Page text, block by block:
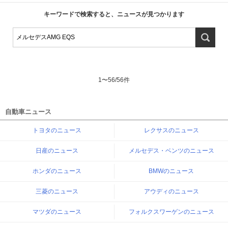
キーワードで検索すると、ニュースが見つかります
1〜56/56件
自動車ニュース
トヨタのニュース レクサスのニュース
日産のニュース メルセデス・ベンツのニュース
ホンダのニュース BMWのニュース
三菱のニュース アウディのニュース
マツダのニュース フォルクスワーゲンのニュース